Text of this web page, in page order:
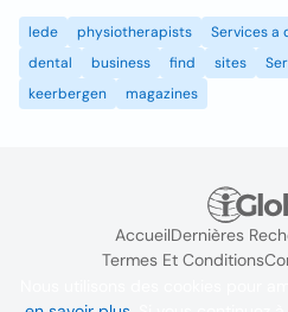
lede physiotherapists
Services a
dental
business find sites
keerbergen
magazines
AccueilDernières
Termes Et Conditions